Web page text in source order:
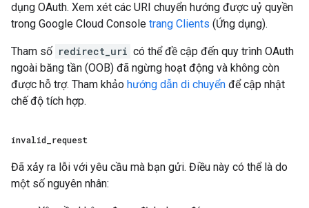
dụng OAuth. Xem xét các URI chuyển hướng được uỷ quyền
trong Google Cloud Console trang Clients (Ứng dụng).
Tham số redirect_uri có thể đề cập đến quy trình OAuth
ngoài băng tần (OOB) đã ngừng hoạt động và không còn
được hỗ trợ. Tham khảo hướng dẫn di chuyển để cập nhật
chế độ tích hợp.
invalid request
Đã xảy ra lỗi với yêu cầu mà bạn gửi. Điều này có thể là do
một số nguyên nhân: